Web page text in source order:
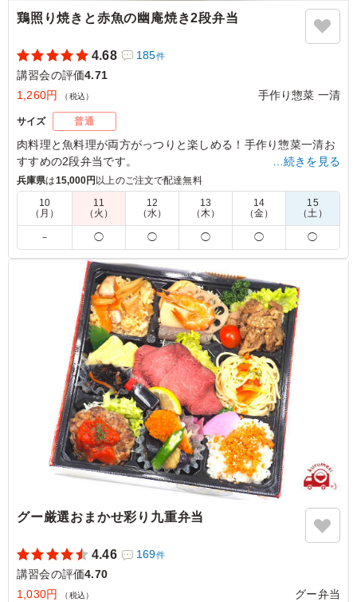
鶏照り焼きと赤魚の幽庵焼き2段弁当
4.68 185件
講習会の評価4.71
1,260円
（税込） 手作り惣菜 一清
サイズ 普通
肉料理と魚料理が両方がっつりと楽しめる！手作り惣菜一清お
すすめの2段弁当です。
たっぷりと楽しめるメイン料理とバランス良く盛り込まれたお
惣菜でご満足頂けること間違いなし。
※夏季や時期、気候により食の安全を考慮し、傷みやすい食材
を別の内容に変更させていただく場合がございます。
日本革類卸売事業協同組合
メインのおかずは一品一品の味わいがしっかりしており、
ご飯との相性も良く満足度の高い内容でした。副菜も彩り
や栄養バランスが考えられていて、最後まで飽きずに楽し
めるお弁当です。丁寧に作られていることが伝わり、また
注文したいお弁当です。
ご利用シーン：会議・セミナー›講習会
大阪府大阪市中央区北浜東2026/06/15
…続きを見る
兵庫県は15,000円以上のご注文で配達無料
10
（月）
11
（火）
12
（水）
13
（木）
14
（金）
15
（土）
－ ◯ ◯ ◯ ◯ ◯
グー厳選おまかせ彩り九重弁当
4.46 169件
講習会の評価4.70
1,030円
（税込） グー弁当